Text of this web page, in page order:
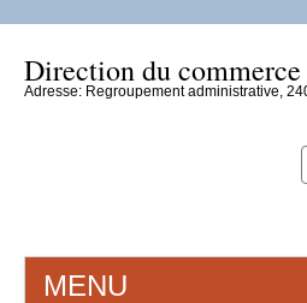
Direction du
Adresse: Regroupement administrative,
MENU